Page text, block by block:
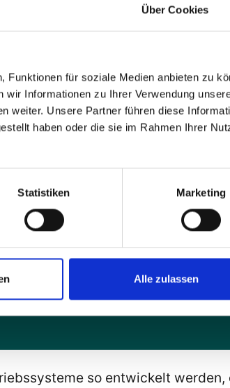
Über Cookies
Funktionen für soziale Medien anbieten zu
Informationen zu Ihrer Verwendung
weiter. Unsere Partner führen diese
haben oder die sie im Rahmen Ihrer
Statistiken Marketing
Alle zulassen
2017gewonnen. Wie es dazu
noch weit weg von einem
Tübingen
in die Barrierefreiheitin der
so entwickelt werden,